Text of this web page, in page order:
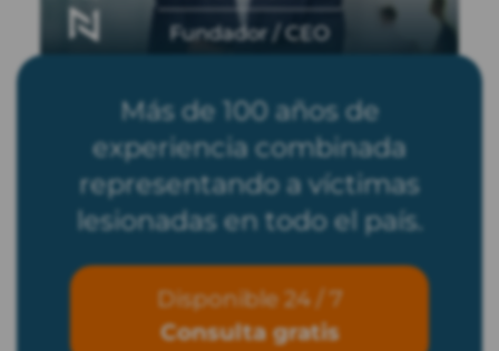
Fundador / CEO
Más de 100 años de
experiencia combinada
representando a víctimas
lesionadas en todo el país.
Disponible 24 / 7
Consulta gratis